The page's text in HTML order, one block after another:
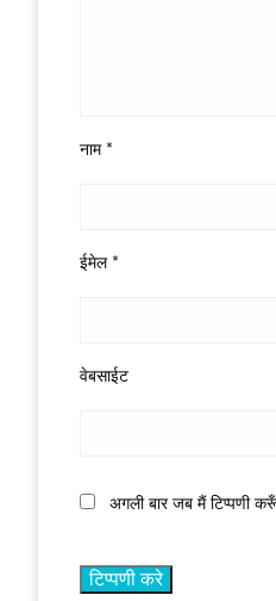
नाम *
ईमेल *
वेबसाईट
अगली बार जब मैं टिप्पणी